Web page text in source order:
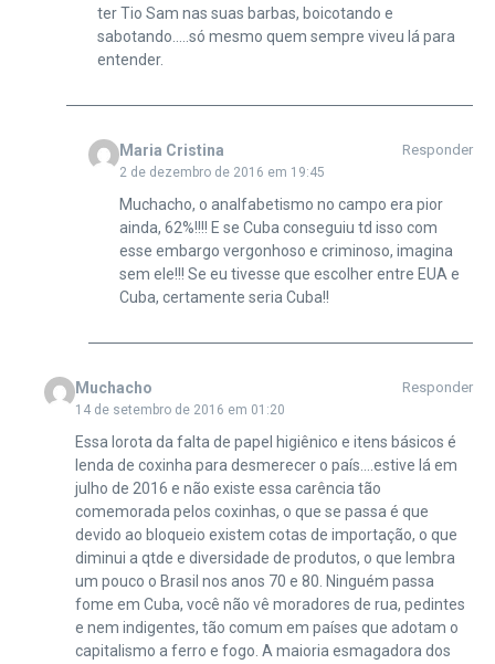
ter Tio Sam nas suas barbas, boicotando e
sabotando…..só mesmo quem sempre viveu lá para
entender.
Maria Cristina
2 de dezembro de 2016 em 19:45
Responder
Muchacho, o analfabetismo no campo era pior
ainda, 62%!!!! E se Cuba conseguiu td isso com
esse embargo vergonhoso e criminoso, imagina
sem ele!!! Se eu tivesse que escolher entre EUA e
Cuba, certamente seria Cuba!!
Muchacho
14 de setembro de 2016 em 01:20
Responder
Essa lorota da falta de papel higiênico e itens básicos é
lenda de coxinha para desmerecer o país….estive lá em
julho de 2016 e não existe essa carência tão
comemorada pelos coxinhas, o que se passa é que
devido ao bloqueio existem cotas de importação, o que
diminui a qtde e diversidade de produtos, o que lembra
um pouco o Brasil nos anos 70 e 80. Ninguém passa
fome em Cuba, você não vê moradores de rua, pedintes
e nem indigentes, tão comum em países que adotam o
capitalismo a ferro e fogo. A maioria esmagadora dos